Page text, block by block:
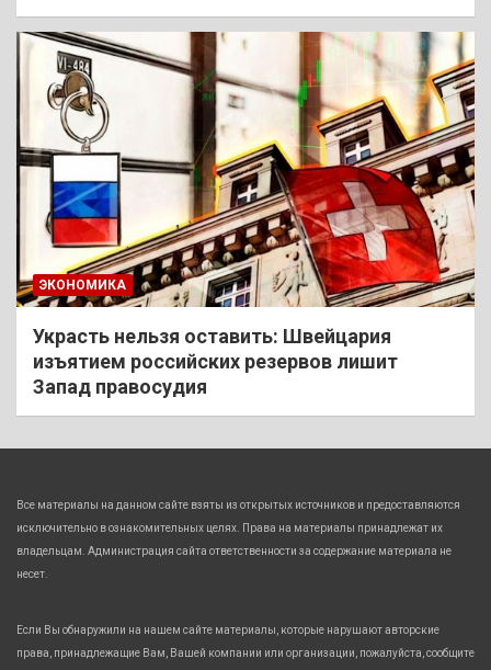
ЭКОНОМИКА
Украсть нельзя оставить: Швейцария
изъятием российских резервов лишит
Запад правосудия
Все материалы на данном сайте взяты из открытых источников и предоставляются
исключительно в ознакомительных целях. Права на материалы принадлежат их
владельцам. Администрация сайта ответственности за содержание материала не
несет.
Если Вы обнаружили на нашем сайте материалы, которые нарушают авторские
права, принадлежащие Вам, Вашей компании или организации, пожалуйста, сообщите